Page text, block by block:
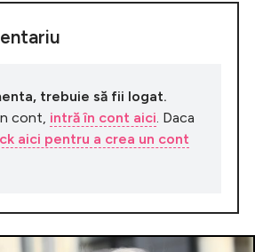
trebuie să fii logat.
cont, intră în cont aici . Daca
aici pentru a crea un cont